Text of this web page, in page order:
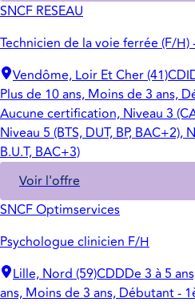
SNCF RESEAU
Technicien de la voie ferrée (F/H)
Vendôme, Loir Et Cher (41)CDI
Plus de 10 ans, Moins de 3 ans,
Aucune certification, Niveau 3
Niveau 5 (BTS, DUT, BP,
B.U.T, BAC+3)
Voir l'offre
SNCF Optimservices
Psychologue clinicien F/H
Lille, Nord (59)CDDDe 3 à 5
ans, Moins de 3 ans, Débutant -